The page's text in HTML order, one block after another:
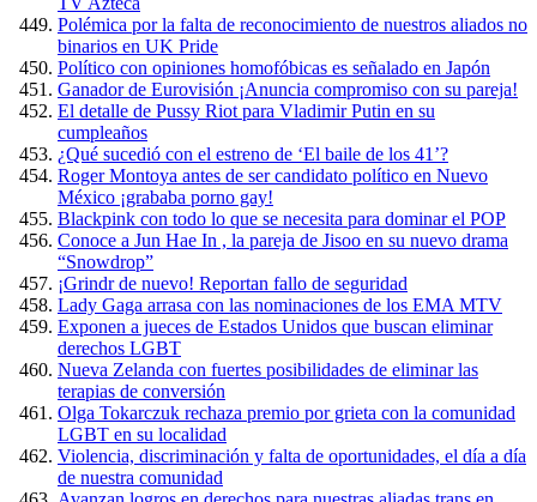
Polémica por la falta de reconocimiento de nuestros aliados no
binarios en UK Pride
Político con opiniones homofóbicas es señalado en Japón
Ganador de Eurovisión ¡Anuncia compromiso con su pareja!
El detalle de Pussy Riot para Vladimir Putin en su
cumpleaños
¿Qué sucedió con el estreno de ‘El baile de los 41’?
Roger Montoya antes de ser candidato político en Nuevo
México ¡grababa porno gay!
Blackpink con todo lo que se necesita para dominar el POP
Conoce a Jun Hae In , la pareja de Jisoo en su nuevo drama
“Snowdrop”
¡Grindr de nuevo! Reportan fallo de seguridad
Lady Gaga arrasa con las nominaciones de los EMA MTV
Exponen a jueces de Estados Unidos que buscan eliminar
derechos LGBT
Nueva Zelanda con fuertes posibilidades de eliminar las
terapias de conversión
Olga Tokarczuk rechaza premio por grieta con la comunidad
LGBT en su localidad
Violencia, discriminación y falta de oportunidades, el día a día
de nuestra comunidad